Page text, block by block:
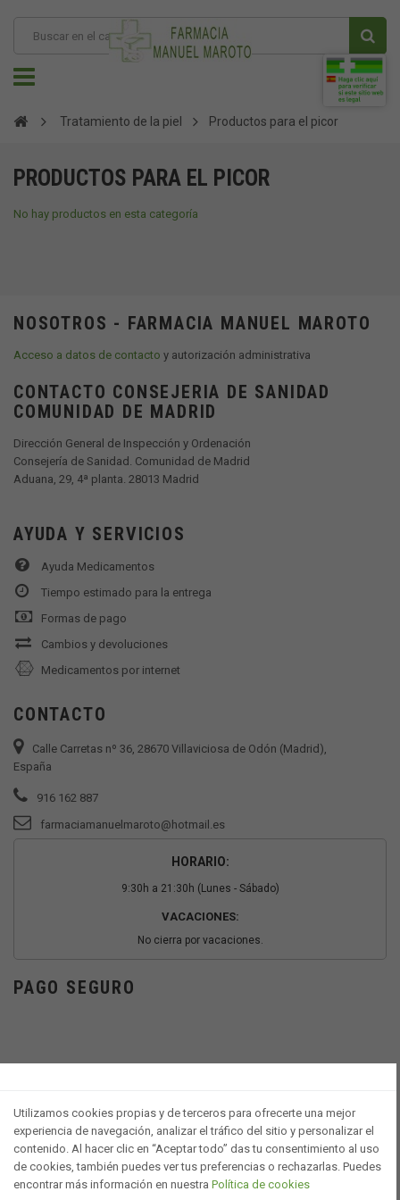
Tratamiento de la piel Productos para el picor
PRODUCTOS PARA EL PICOR
No hay productos en esta categoría
NOSOTROS - FARMACIA MANUEL MAROTO
Acceso a datos de contacto y autorización administrativa
CONTACTO CONSEJERIA DE SANIDAD
COMUNIDAD DE MADRID
Dirección General de Inspección y Ordenación
Consejería de Sanidad. Comunidad de Madrid
Aduana, 29, 4ª planta. 28013 Madrid
AYUDA Y SERVICIOS
Ayuda Medicamentos
Tiempo estimado para la entrega
Formas de pago
Cambios y devoluciones
Medicamentos por internet
CONTACTO
Calle Carretas nº 36, 28670 Villaviciosa de Odón (Madrid),
España
916 162 887
farmaciamanuelmaroto@hotmail.es
HORARIO:
9:30h a 21:30h (Lunes - Sábado)
VACACIONES:
No cierra por vacaciones.
PAGO SEGURO
Utilizamos cookies propias y de terceros para ofrecerte una mejor
experiencia de navegación, analizar el tráfico del sitio y personalizar el
contenido. Al hacer clic en “Aceptar todo” das tu consentimiento al uso
de cookies, también puedes ver tus preferencias o rechazarlas. Puedes
encontrar más información en nuestra Política de cookies